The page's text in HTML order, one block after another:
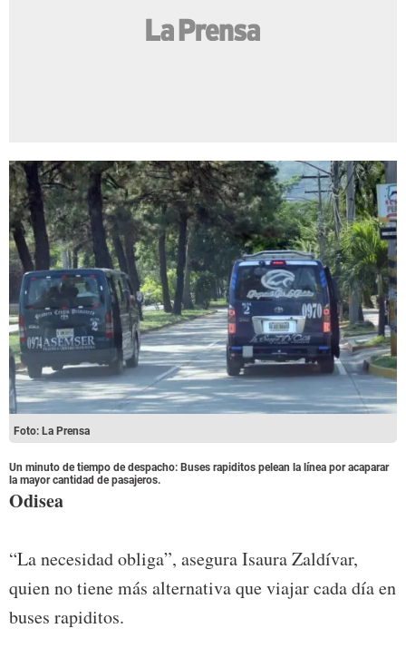
Foto: La Prensa
Un minuto de tiempo de despacho: Buses rapiditos pelean la línea por acaparar
la mayor cantidad de pasajeros.
Odisea
“La necesidad obliga”, asegura Isaura Zaldívar,
quien no tiene más alternativa que viajar cada día en
buses rapiditos.